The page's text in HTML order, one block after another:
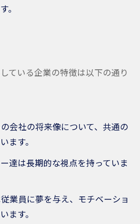
。
ている企業の特徴は以下の通り
会社の将来像について、共通の
ます。
達は長期的な視点を持っていま
業員に夢を与え、モチベーショ
ます。